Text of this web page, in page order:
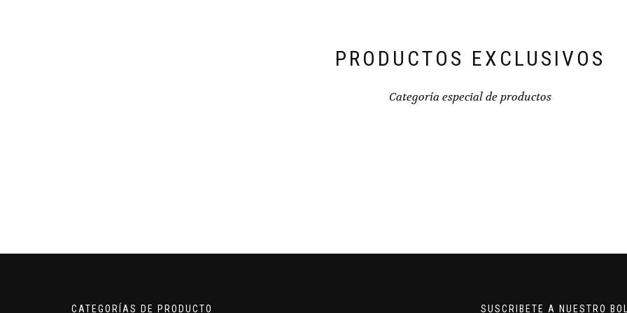
PRODUCTOS EXCLUSIVOS
Categoría especial de productos
CATEGORÍAS DE PRODUCTO SUSCRIBETE A NUESTRO